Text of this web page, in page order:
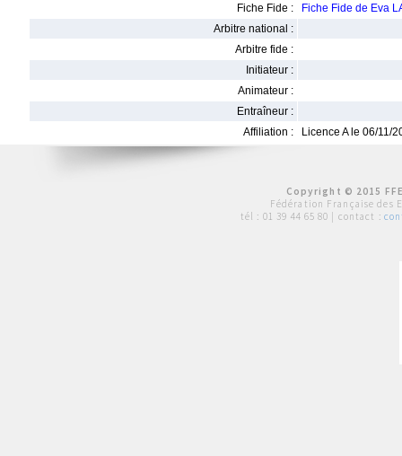
Fiche Fide :
Fiche Fide de Eva
Arbitre national :
Arbitre fide :
Initiateur :
Animateur :
Entraîneur :
Affiliation :
Licence A le 06/11/
Copyright © 2015
Fédération Française des
tél : 01 39 44 65 80 | contact :